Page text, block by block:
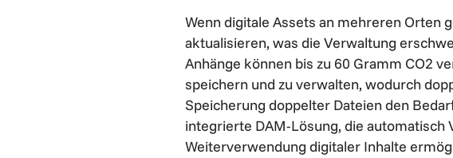
Wenn digitale Assets an mehreren Orten
aktualisieren, was die Verwaltung
Anhänge können bis zu 60 Gramm CO2
speichern und zu verwalten, wodurch
Speicherung doppelter Dateien den
integrierte DAM-Lösung, die automatisch
Weiterverwendung digitaler Inhalte